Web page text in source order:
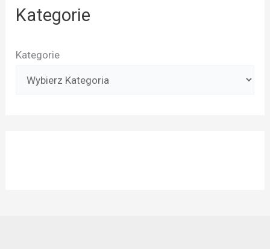
Kategorie
Kategorie